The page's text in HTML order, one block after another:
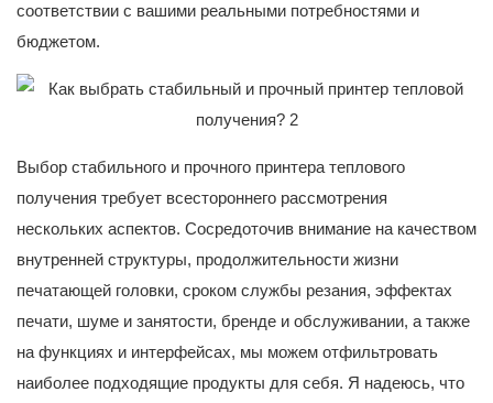
соответствии с вашими реальными потребностями и
бюджетом.
Выбор стабильного и прочного принтера теплового
получения требует всестороннего рассмотрения
нескольких аспектов. Сосредоточив внимание на качеством
внутренней структуры, продолжительности жизни
печатающей головки, сроком службы резания, эффектах
печати, шуме и занятости, бренде и обслуживании, а также
на функциях и интерфейсах, мы можем отфильтровать
наиболее подходящие продукты для себя. Я надеюсь, что